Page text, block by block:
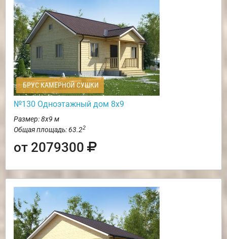
БРУС КАМЕРНОЙ СУШКИ
№130 Одноэтажный дом 8х9
Размер: 8х9 м
Общая площадь: 63.22
от 2079300